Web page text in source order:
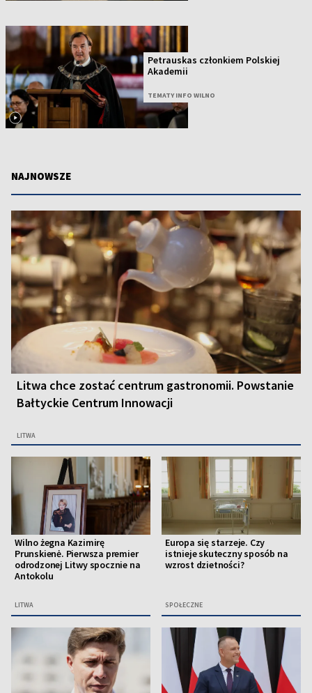
Petrauskas członkiem Polskiej
Akademii
TEMATY INFO WILNO
NAJNOWSZE
Litwa chce zostać centrum gastronomii. Powstanie
Bałtyckie Centrum Innowacji
LITWA
Wilno żegna Kazimirę
Prunskienė. Pierwsza premier
odrodzonej Litwy spocznie na
Antokolu
LITWA
Europa się starzeje. Czy
istnieje skuteczny sposób na
wzrost dzietności?
SPOŁECZNE